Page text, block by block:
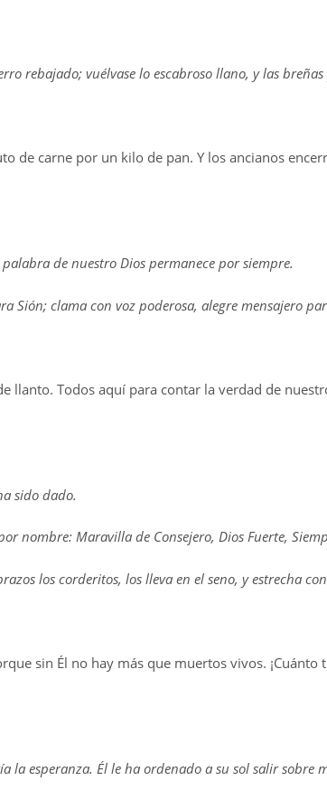
rebajado; vuélvase lo escabroso llano, y las
de carne por un kilo de pan. Y los ancianos
de nuestro Dios permanece por siempre.
Sión; clama con voz poderosa, alegre mensajero
llanto. Todos aquí para contar la verdad de
sido dado.
nombre: Maravilla de Consejero, Dios Fuerte,
los corderitos, los lleva en el seno, y estrecha
sin Él no hay más que muertos vivos.
la esperanza. Él le ha ordenado a su sol salir